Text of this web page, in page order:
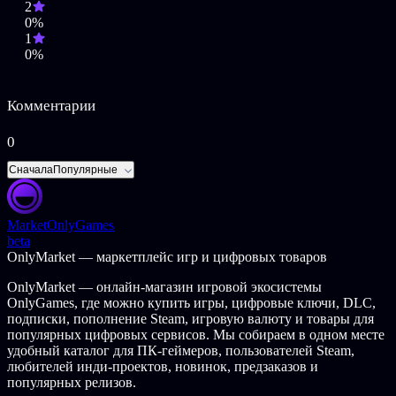
2
0%
1
0%
Комментарии
0
СначалаПопулярные
MarketOnlyGames
beta
OnlyMarket — маркетплейс игр и цифровых товаров
OnlyMarket — онлайн-магазин игровой экосистемы
OnlyGames, где можно купить игры, цифровые ключи, DLC,
подписки, пополнение Steam, игровую валюту и товары для
популярных цифровых сервисов. Мы собираем в одном месте
удобный каталог для ПК-геймеров, пользователей Steam,
любителей инди-проектов, новинок, предзаказов и
популярных релизов.